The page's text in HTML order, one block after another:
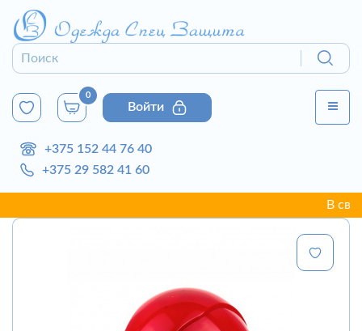
0
Войти
+375 152 44 76 40
+375 29 582 41 60
В связи